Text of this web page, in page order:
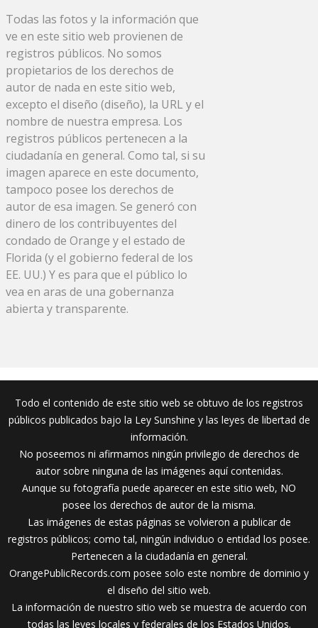
Todas las fotos y la información que
ve en este sitio web provienen de
registros públicos. No somos
propietarios de los derechos de
autor de nada en este sitio web,
excepto el diseño (diseño), la URL y el
nombre de nuestra empresa. Los
registros públicos pertenecen a la
ciudadanía en general. Como tal, si su
imagen aparece en este documento,
tampoco posee los derechos de
autor de esa imagen. Se generó con
dinero de los contribuyentes del
condado de Orange y el estado de
Florida (y el gobierno federal de los
EE. UU.) Y es para que el público lo
vea en aras de una gobernanza
abierta y transparente.
Todo el contenido de este sitio web se obtuvo de los registros
públicos publicados bajo la Ley Sunshine y las leyes de libertad de
información.
No poseemos ni afirmamos ningún privilegio de derechos de
autor sobre ninguna de las imágenes aquí contenidas.
Aunque su fotografía puede aparecer en este sitio web, NO
posee los derechos de autor de la misma.
Las imágenes de estas páginas se volvieron a publicar de
registros públicos; como tal, ningún individuo o entidad los posee.
Pertenecen a la ciudadanía en general.
OrangePublicRecords.com posee solo este nombre de dominio y
el diseño del sitio web.
La información de nuestro sitio web se muestra de acuerdo con
todas las leyes locales y federales de los Estados Unidos.